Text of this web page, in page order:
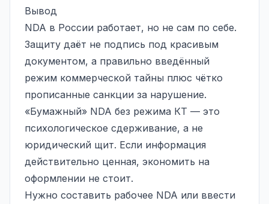
Вывод
NDA в России работает, но не сам по себе.
Защиту даёт не подпись под красивым
документом, а правильно введённый
режим коммерческой тайны плюс чётко
прописанные санкции за нарушение.
«Бумажный» NDA без режима КТ — это
психологическое сдерживание, а не
юридический щит. Если информация
действительно ценная, экономить на
оформлении не стоит.
Нужно составить рабочее NDA или ввести